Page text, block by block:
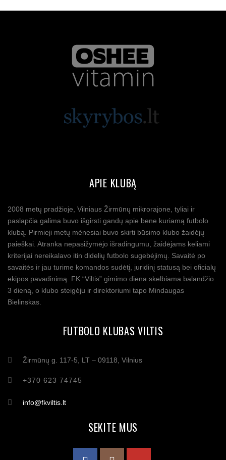
APIE KLUBĄ
2008 metų pradžioje, Vilniaus Žirmūnų mikrorajone, tyliai ir
paslapčia galima buvo išgirsti gandų apie bene kuriamą futbolo
klubą. Pirmieji metų mėnesiai buvo skirti būsimo klubo žaidėjų
paieškai. Atranka nepasižymėjo išradingumu, žaidėjams keliami
kriterijai nereikalavo itin didelių futbolo sugebėjimų. Savaitė po
savaitės ir jau turime komandos sudėtį, juridinį statusą bei oficialų
ekipos pavadinimą. FK “Viltis” gimimo diena skelbiama balandžio
3 dieną, o klubo steigėju ir direktoriumi tapo Mindaugas
Bielinskas.
FUTBOLO KLUBAS VILTIS
Žirmūnų g. 117-5, LT – 09118, Vilnius
+370 623 74745
info@fkviltis.lt
SEKITE MUS